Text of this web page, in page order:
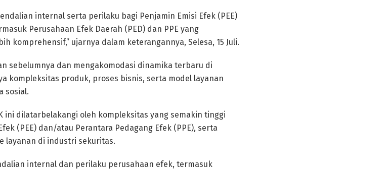
internal serta perilaku bagi Penjamin Emisi Efek (PEE)
Perusahaan Efek Daerah (PED) dan PPE yang
komprehensif,” ujarnya dalam keterangannya, Selesa, 15 Juli.
sebelumnya dan mengakomodasi dinamika terbaru di
kompleksitas produk, proses bisnis, serta model layanan
sosial.
ini dilatarbelakangi oleh kompleksitas yang semakin tinggi
(PEE) dan/atau Perantara Pedagang Efek (PPE), serta
layanan di industri sekuritas.
internal dan perilaku perusahaan efek, termasuk